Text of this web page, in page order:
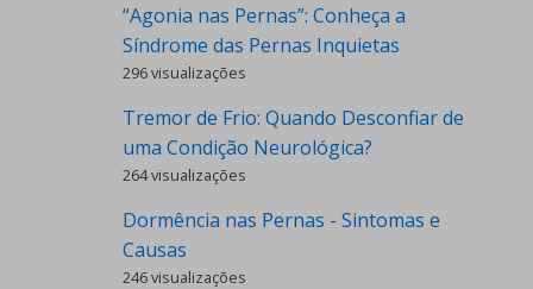
“Agonia nas Pernas”: Conheça a
Síndrome das Pernas Inquietas
296 visualizações
Tremor de Frio: Quando Desconfiar de
uma Condição Neurológica?
264 visualizações
Dormência nas Pernas - Sintomas e
Causas
246 visualizações